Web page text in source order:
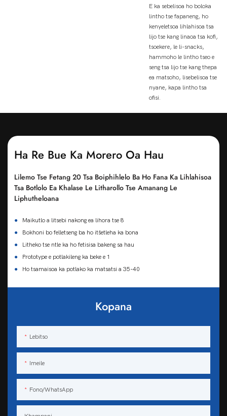
E ka sebelisoa ho boloka
lintho tse fapaneng, ho
kenyeletsoa lihlahisoa tsa
lijo tse kang linaoa tsa kofi,
tsoekere, le li-snacks,
hammoho le lintho tseo e
seng tsa lijo tse kang thepa
ea matsoho, lisebelisoa tse
nyane, kapa lintho tsa
ofisi.
Ha Re Bue Ka Morero Oa Hau
Lilemo Tse Fetang 20 Tsa Boiphihlelo Ba Ho Fana Ka Lihlahisoa
Tsa Botlolo Ea Khalase Le Litharollo Tse Amanang Le
Liphutheloana
●
Maikutlo a litsebi nakong ea lihora tse 8
●
Bokhoni bo felletseng ba ho itšetleha ka bona
●
Litheko tse ntle ka ho fetisisa bakeng sa hau
●
Prototype e potlakileng ka beke e 1
●
Ho tsamaisoa ka potlako ka matsatsi a 35-40
Kopana
Lebitso
Imeile
Fono/WhatsApp